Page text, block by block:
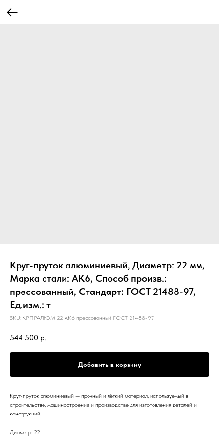
Круг-пруток алюминиевый, Диаметр: 22 мм,
Марка стали: АК6, Способ произв.:
прессованный, Стандарт: ГОСТ 21488-97,
Ед.изм.: т
SKU: КРПРАЛЮМ 22 АК6 прессованный ГОСТ 21488-97
544 500 р.
Добавить в корзину
Круг-пруток алюминиевый — прочный и лёгкий материал, используемый в
строительстве, машиностроении и производстве для изготовления деталей и
конструкций.
Диаметр: 22